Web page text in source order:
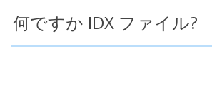
何ですか IDX ファイル?